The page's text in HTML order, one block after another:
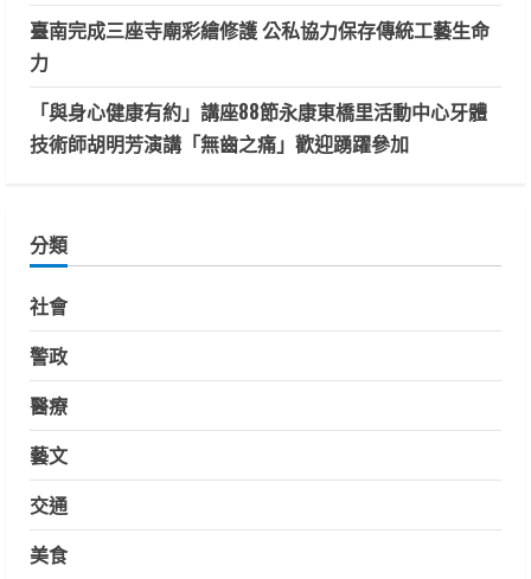
臺南完成三座寺廟彩繪修護 公私協力保存傳統工藝生命
力
「與身心健康有約」講座88節永康東橋里活動中心牙體
技術師胡明芳演講「無齒之痛」歡迎踴躍參加
分類
社會
警政
醫療
藝文
交通
美食